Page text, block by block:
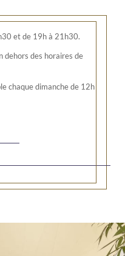
et de 19h à 21h30.
dehors des horaires de
chaque dimanche de 12h